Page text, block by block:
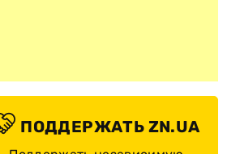
ПОДДЕРЖАТЬ ZN.UA